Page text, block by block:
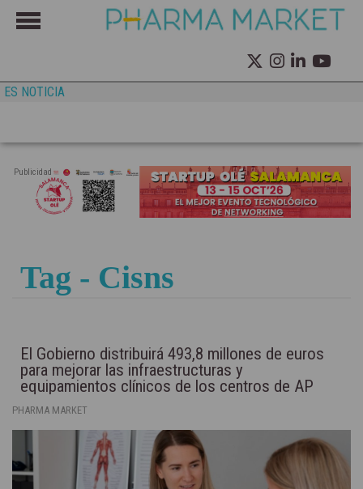
ES NOTICIA
Publicidad
Tag - Cisns
El Gobierno distribuirá 493,8 millones de euros
para mejorar las infraestructuras y
equipamientos clínicos de los centros de AP
PHARMA MARKET